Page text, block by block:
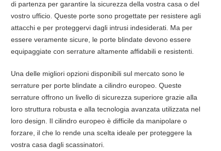
di partenza per garantire la sicurezza della vostra casa o del
vostro ufficio. Queste porte sono progettate per resistere agli
attacchi e per proteggervi dagli intrusi indesiderati. Ma per
essere veramente sicure, le porte blindate devono essere
equipaggiate con serrature altamente affidabili e resistenti.
Una delle migliori opzioni disponibili sul mercato sono le
serrature per porte blindate a cilindro europeo. Queste
serrature offrono un livello di sicurezza superiore grazie alla
loro struttura robusta e alla tecnologia avanzata utilizzata nel
loro design. Il cilindro europeo è difficile da manipolare o
forzare, il che lo rende una scelta ideale per proteggere la
vostra casa dagli scassinatori.